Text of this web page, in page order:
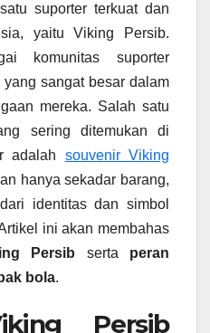
suporter terkuat dan
yaitu Viking Persib.
komunitas suporter
sangat besar dalam
mereka. Salah satu
sering ditemukan di
adalah souvenir Viking
hanya sekadar barang,
identitas dan simbol
ini akan membahas
Persib serta peran
bola.
Persib